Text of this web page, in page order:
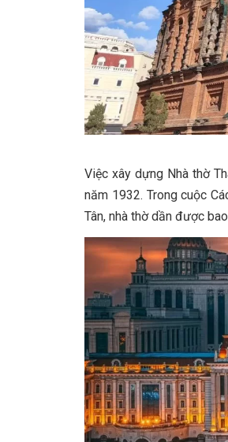
Việc xây dựng Nhà thờ
năm 1932. Trong cuộc
Tân, nhà thờ dần được